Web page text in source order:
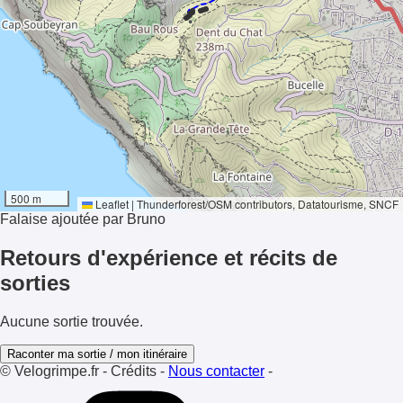
48°
Ensoleillement
500 m Leaflet | Thunderforest/OSM contributors, Datatourisme, SNCF
Falaise ajoutée par Bruno
Retours d'expérience et récits de
sorties
Aucune sortie trouvée.
Raconter ma sortie / mon itinéraire
© Velogrimpe.fr - Crédits - Nous contacter -